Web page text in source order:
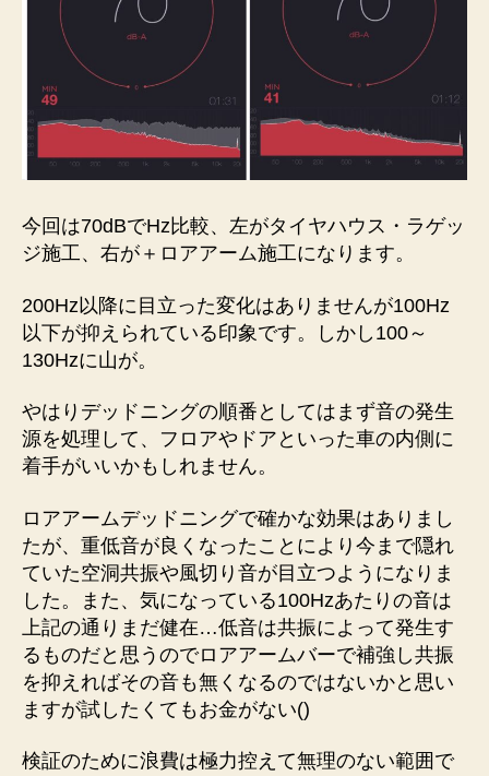
今回は70dBでHz比較、左がタイヤハウス・ラゲッ
ジ施工、右が＋ロアアーム施工になります。
200Hz以降に目立った変化はありませんが100Hz
以下が抑えられている印象です。しかし100～
130Hzに山が。
やはりデッドニングの順番としてはまず音の発生
源を処理して、フロアやドアといった車の内側に
着手がいいかもしれません。
ロアアームデッドニングで確かな効果はありまし
たが、重低音が良くなったことにより今まで隠れ
ていた空洞共振や風切り音が目立つようになりま
した。また、気になっている100Hzあたりの音は
上記の通りまだ健在…低音は共振によって発生す
るものだと思うのでロアアームバーで補強し共振
を抑えればその音も無くなるのではないかと思い
ますが試したくてもお金がない()
検証のために浪費は極力控えて無理のない範囲で